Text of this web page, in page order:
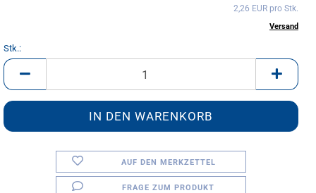
2,26 EUR pro Stk.
Versand
Stk.:
Stk.
AUF DEN MERKZETTEL
FRAGE ZUM PRODUKT